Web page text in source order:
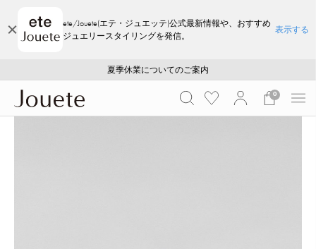
ete/Jouete(エテ・ジュエッテ)公式最新情報や、おすすめ
ジュエリースタイリングを発信。
表示する
採用のご案内
ご注文いただいたお品物のお届け状況について
夏季休業についてのご案内
WEB LIMITED ITEMS >>
採用のご案内
ご注文いただいたお品物のお届け状況について
0